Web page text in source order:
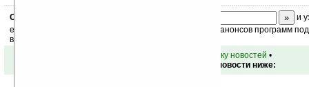
Скоро
и
ежедневный или еженедельный дайджест новостей, анонсов программ
ваш почтовый ящик.
вернуться к списку новостей •
Обсуждение этой новости ниже: